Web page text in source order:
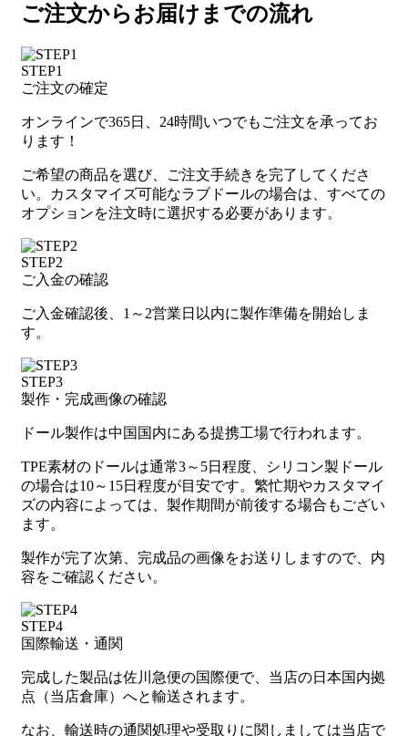
ご注文からお届けまでの流れ
STEP1
ご注文の確定
オンラインで365日、24時間いつでもご注文を承ってお
ります！
ご希望の商品を選び、ご注文手続きを完了してくださ
い。カスタマイズ可能なラブドールの場合は、すべての
オプションを注文時に選択する必要があります。
STEP2
ご入金の確認
ご入金確認後、1～2営業日以内に製作準備を開始しま
す。
STEP3
製作・完成画像の確認
ドール製作は中国国内にある提携工場で行われます。
TPE素材のドールは通常3～5日程度、シリコン製ドール
の場合は10～15日程度が目安です。繁忙期やカスタマイ
ズの内容によっては、製作期間が前後する場合もござい
ます。
製作が完了次第、完成品の画像をお送りしますので、内
容をご確認ください。
STEP4
国際輸送・通関
完成した製品は佐川急便の国際便で、当店の日本国内拠
点（当店倉庫）へと輸送されます。
なお、輸送時の通関処理や受取りに関しましては当店で